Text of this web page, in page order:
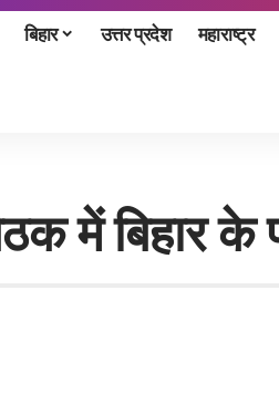
बिहार उत्तर प्रदेश महाराष्ट्र
में बिहार के